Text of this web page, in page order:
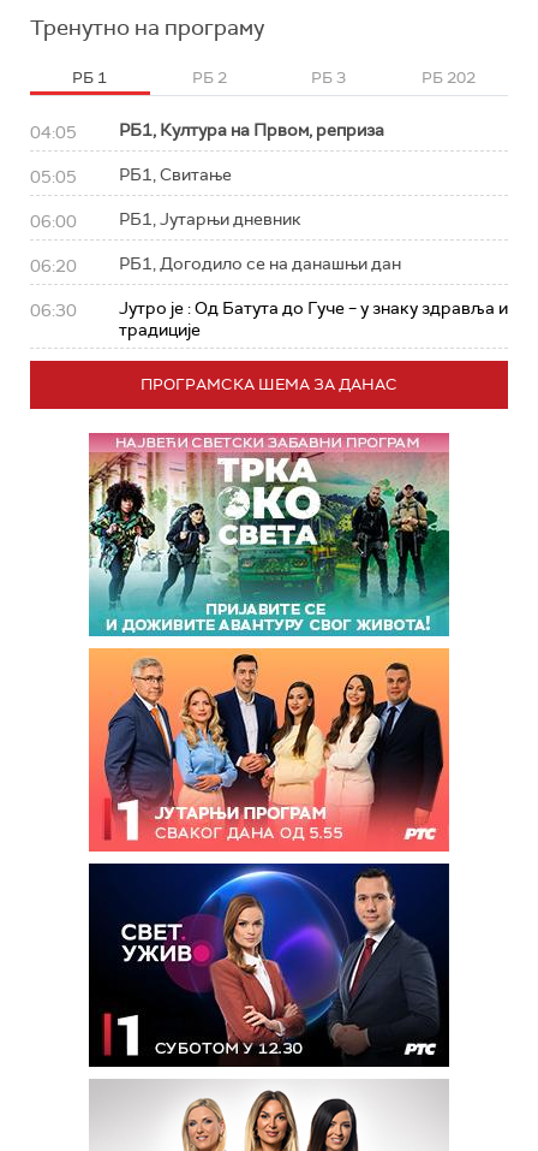
Тренутно на програму
РБ 1 РБ 2 РБ 3 РБ 202
04:05 РБ1, Култура на Првом, реприза
05:05 РБ1, Свитање
06:00 РБ1, Јутарњи дневник
06:20 РБ1, Догодило се на данашњи дан
06:30
Јутро је : Од Батута до Гуче – у знаку здравља и
традиције
ПРОГРАМСКА ШЕМА ЗА ДАНАС